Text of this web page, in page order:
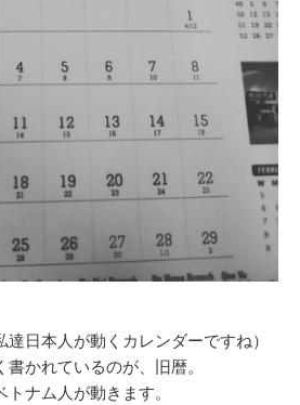
日本人が動くカレンダーですね）
書かれているのが、旧暦。
トナム人が動きます。